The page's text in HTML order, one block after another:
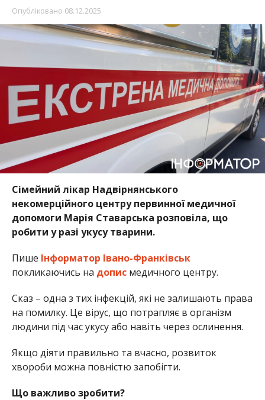
Опубліковано 08.12.2025
Сімейний лікар Надвірнянського
некомерційного центру первинної медичної
допомоги Марія Ставарська розповіла, що
робити у разі укусу тварини.
Пише Інформатор Івано-Франківськ
покликаючись на дописмедичного центру.
Сказ – одна з тих інфекцій, які не залишають права
на помилку. Це вірус, що потрапляє в організм
людини під час укусу або навіть через ослинення.
Якщо діяти правильно та вчасно, розвиток
хвороби можна повністю запобігти.
Що важливо зробити?